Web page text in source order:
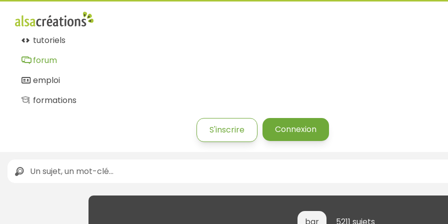
tutoriels
forum
emploi
formations
S'inscrire Connexion